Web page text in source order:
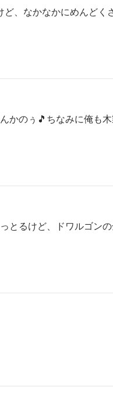
、なかなかにめんどく
かのぅ🎵ちなみに俺も
とるけど、ドワルゴン